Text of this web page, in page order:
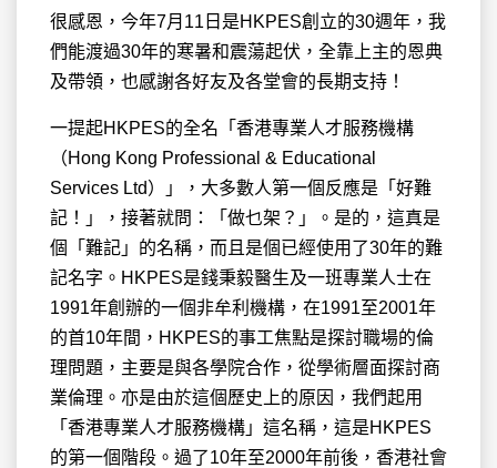
很感恩，今年7月11日是HKPES創立的30週年，我
們能渡過30年的寒暑和震蕩起伏，全靠上主的恩典
及帶領，也感謝各好友及各堂會的長期支持！
一提起HKPES的全名「香港專業人才服務機構
（Hong Kong Professional & Educational
Services Ltd）」，大多數人第一個反應是「好難
記！」，接著就問：「做乜架？」。是的，這真是
個「難記」的名稱，而且是個已經使用了30年的難
記名字。HKPES是錢秉毅醫生及一班專業人士在
1991年創辦的一個非牟利機構，在1991至2001年
的首10年間，HKPES的事工焦點是探討職場的倫
理問題，主要是與各學院合作，從學術層面探討商
業倫理。亦是由於這個歷史上的原因，我們起用
「香港專業人才服務機構」這名稱，這是HKPES
的第一個階段。過了10年至2000年前後，香港社會